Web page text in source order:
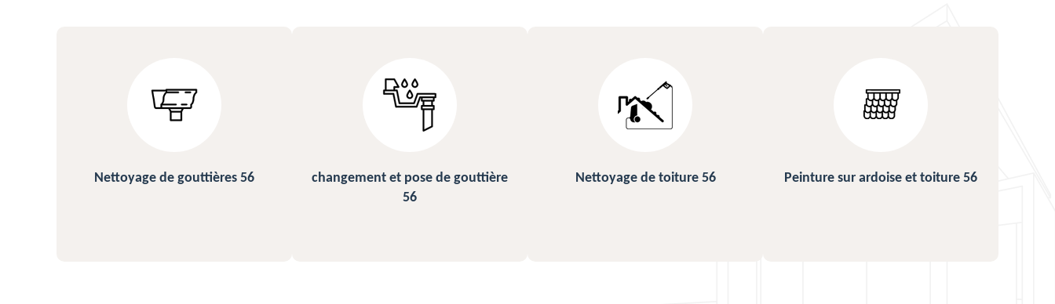
changement et pose de gouttière
Nettoyage de toiture 56 Peinture sur ardoise et toiture 56 Urgence fuite de toiture 56